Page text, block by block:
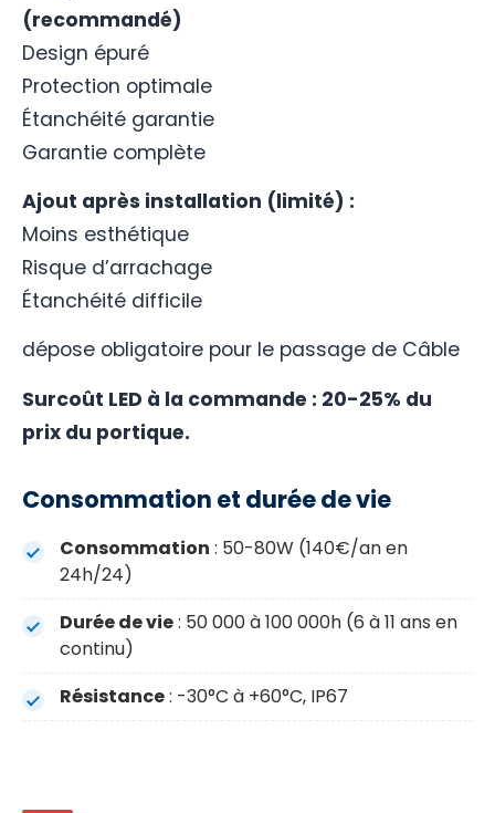
(recommandé)
Design épuré
Protection optimale
Étanchéité garantie
Garantie complète
Ajout après installation (limité) :
Moins esthétique
Risque d’arrachage
Étanchéité difficile
dépose obligatoire pour le passage de Câble
Surcoût LED à la commande : 20-25% du
prix du portique.
Consommation et durée de vie
Consommation : 50-80W (140€/an en
24h/24)
Durée de vie: 50 000 à 100 000h (6 à 11 ans en
continu)
Résistance: -30°C à +60°C, IP67